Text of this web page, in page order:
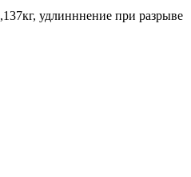
удлинннение при разрыве